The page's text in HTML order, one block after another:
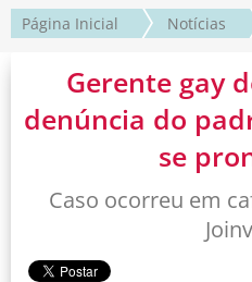
Página Inicial Notícias
Gerente gay
denúncia do
se
Caso ocorreu em